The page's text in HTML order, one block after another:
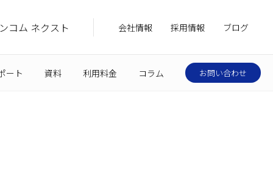
コム ネクスト 会社情報 採用情報 ブログ
ート 資料 利用料金 コラム お問い合わせ